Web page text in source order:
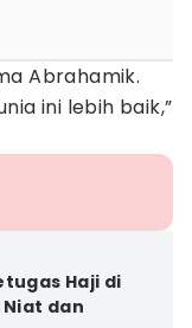
Abrahamik.
ini lebih baik,”
Haji di
Niat dan